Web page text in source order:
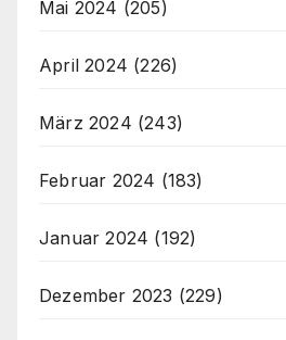
Mai 2024 (205)
April 2024 (226)
März 2024 (243)
Februar 2024 (183)
Januar 2024 (192)
Dezember 2023 (229)